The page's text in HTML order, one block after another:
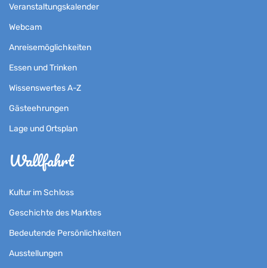
Veranstaltungskalender
Webcam
Anreisemöglichkeiten
Essen und Trinken
Wissenswertes A-Z
Gästeehrungen
Lage und Ortsplan
Wallfahrt
Kultur im Schloss
Geschichte des Marktes
Bedeutende Persönlichkeiten
Ausstellungen